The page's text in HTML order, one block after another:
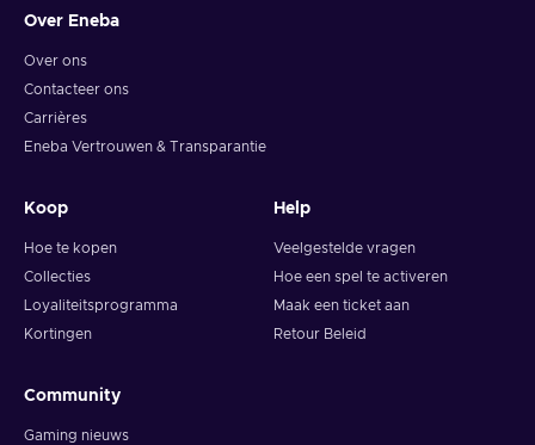
Over Eneba
Over ons
Contacteer ons
Carrières
Eneba Vertrouwen & Transparantie
Koop
Hoe te kopen
Collecties
Loyaliteitsprogramma
Kortingen
Help
Veelgestelde vragen
Hoe een spel te activeren
Maak een ticket aan
Retour Beleid
Community
Gaming nieuws